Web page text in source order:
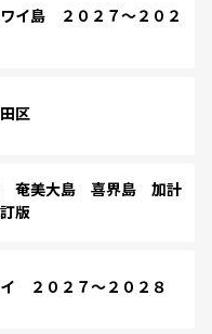
イ島 ２０２７～２０２
区
奄美大島 喜界島 加計
版
２０２７～２０２８